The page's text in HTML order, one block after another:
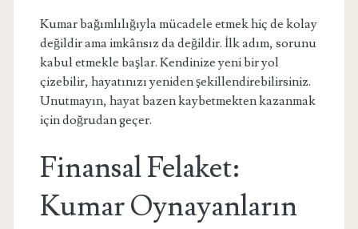
Kumar bağımlılığıyla mücadele etmek hiç de kolay
değildir ama imkânsız da değildir. İlk adım, sorunu
kabul etmekle başlar. Kendinize yeni bir yol
çizebilir, hayatınızı yeniden şekillendirebilirsiniz.
Unutmayın, hayat bazen kaybetmekten kazanmak
için doğrudan geçer.
Finansal Felaket:
Kumar Oynayanların